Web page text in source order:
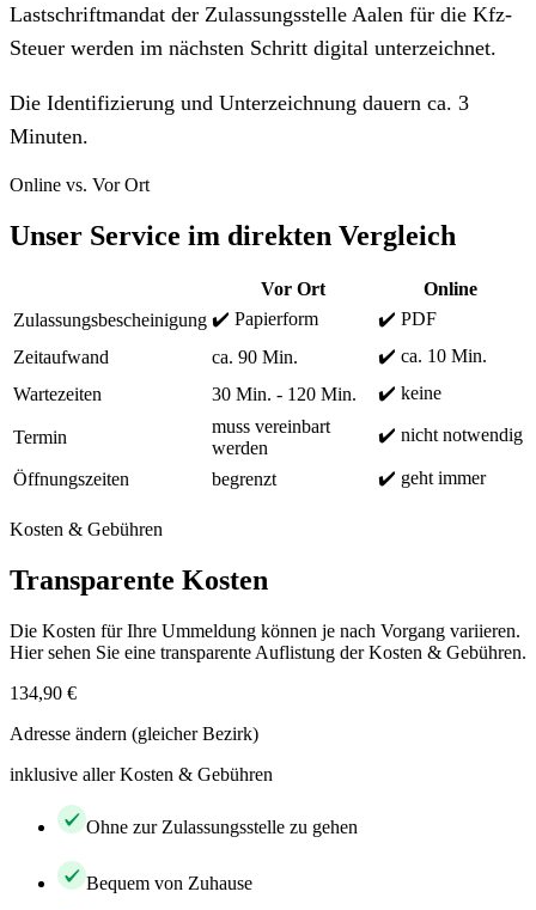
Lastschriftmandat der Zulassungsstelle Aalen für die Kfz-
Steuer werden im nächsten Schritt digital unterzeichnet.
Die Identifizierung und Unterzeichnung dauern ca. 3
Minuten.
Online vs. Vor Ort
Unser Service im direkten Vergleich
Vor Ort
Online
Zulassungsbescheinigung ✔️ Papierform
✔️ PDF
Zeitaufwand
ca. 90 Min.
✔️ ca. 10 Min.
Wartezeiten
30 Min. - 120 Min. ✔️ keine
Termin
muss vereinbart
werden
✔️ nicht notwendig
Öffnungszeiten begrenzt ✔️ geht immer
Kosten & Gebühren
Transparente Kosten
Die Kosten für Ihre Ummeldung können je nach Vorgang variieren.
Hier sehen Sie eine transparente Auflistung der Kosten & Gebühren.
134,90 €
Adresse ändern (gleicher Bezirk)
inklusive aller Kosten & Gebühren
Ohne zur Zulassungsstelle zu gehen
Bequem von Zuhause